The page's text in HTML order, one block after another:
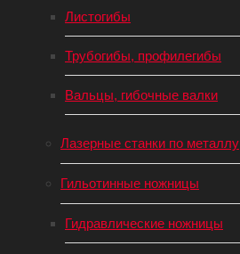
Листогибы
Трубогибы, профилегибы
Вальцы, гибочные валки
Лазерные станки по металлу
Гильотинные ножницы
Гидравлические ножницы